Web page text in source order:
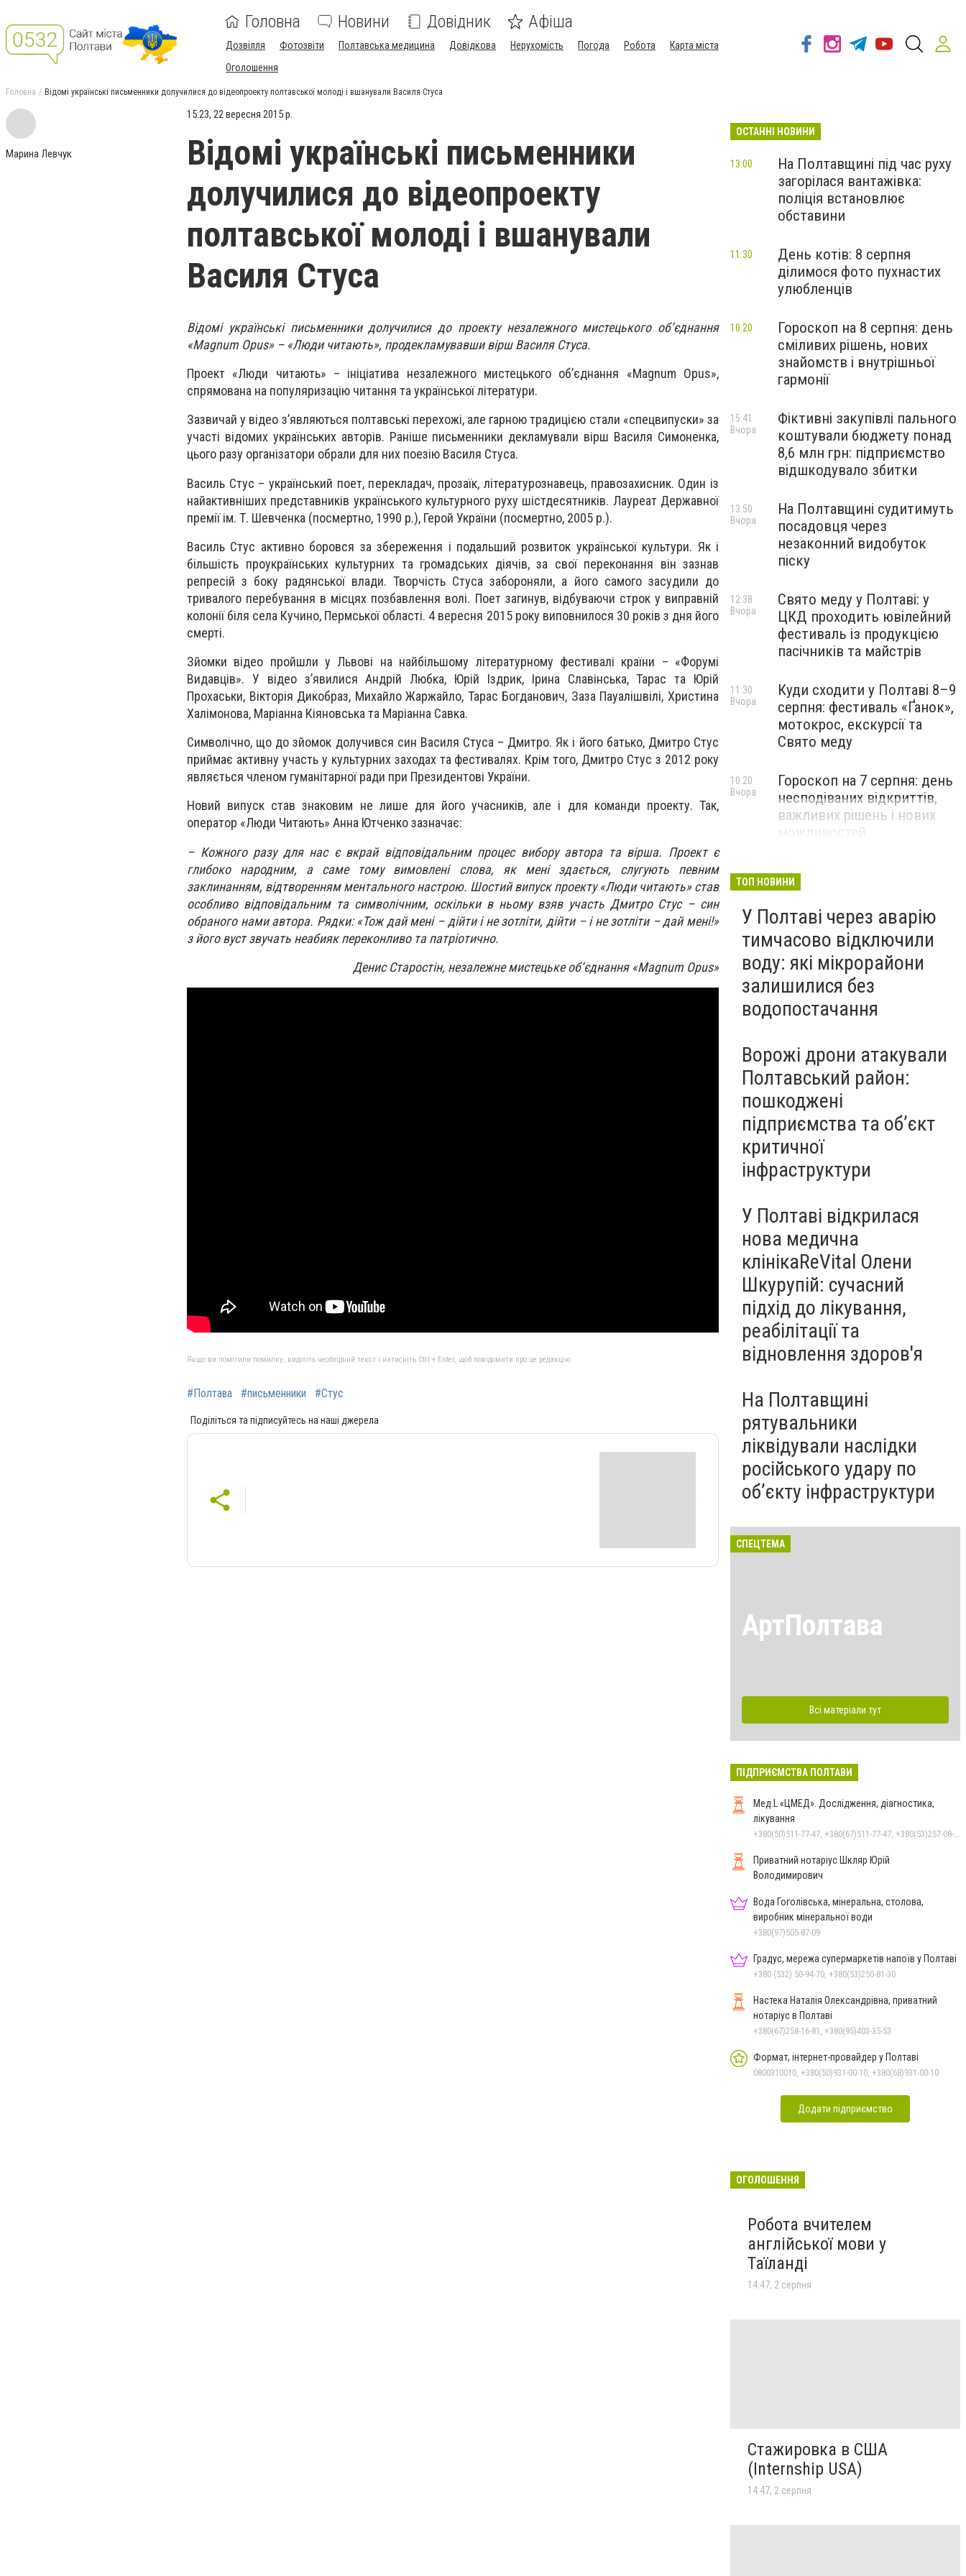
Головна Новини Довідник Афіша
Дозвілля Фотозвіти Полтавська медицина Довідкова Нерухомість Погода Робота
Карта міста
Оголошення
Головна Відомі українські письменники долучилися до відеопроекту полтавської молоді і вшанували Василя Стуса
Марина Левчук
15:23, 22 вересня 2015 р.
Відомі українські письменники
долучилися до відеопроекту
полтавської молоді і вшанували
Василя Стуса
Відомі українські письменники долучилися до проекту незалежного мистецького об’єднання
«Magnum Opus» – «Люди читають», продекламувавши вірш Василя Стуса.
Проект «Люди читають» – ініціатива незалежного мистецького об’єднання «Magnum Opus»,
спрямована на популяризацію читання та української літератури.
Зазвичай у відео з’являються полтавські перехожі, але гарною традицією стали «спецвипуски» за
участі відомих українських авторів. Раніше письменники декламували вірш Василя Симоненка,
цього разу організатори обрали для них поезію Василя Стуса.
Василь Стус – український поет, перекладач, прозаїк, літературознавець, правозахисник. Один із
найактивніших представників українського культурного руху шістдесятників. Лауреат Державної
премії ім. Т. Шевченка (посмертно, 1990 р.), Герой України (посмертно, 2005 р.).
Василь Стус активно боровся за збереження і подальший розвиток української культури. Як і
більшість проукраїнських культурних та громадських діячів, за свої переконання він зазнав
репресій з боку радянської влади. Творчість Стуса забороняли, а його самого засудили до
тривалого перебування в місцях позбавлення волі. Поет загинув, відбуваючи строк у виправній
колонії біля села Кучино, Пермської області. 4 вересня 2015 року виповнилося 30 років з дня його
смерті.
Зйомки відео пройшли у Львові на найбільшому літературному фестивалі країни – «Форумі
Видавців». У відео з’явилися Андрій Любка, Юрій Іздрик, Ірина Славінська, Тарас та Юрій
Прохаськи, Вікторія Дикобраз, Михайло Жаржайло, Тарас Богданович, Заза Пауалішвілі, Христина
Халімонова, Маріанна Кіяновська та Маріанна Савка.
Символічно, що до зйомок долучився син Василя Стуса – Дмитро. Як і його батько, Дмитро Стус
приймає активну участь у культурних заходах та фестивалях. Крім того, Дмитро Стус з 2012 року
являється членом гуманітарної ради при Президентові України.
Новий випуск став знаковим не лише для його учасників, але і для команди проекту. Так,
оператор «Люди Читають» Анна Ютченко зазначає:
–​ Кожного разу для нас є вкрай відповідальним процес вибору автора та вірша. Проект є
глибоко народним, а саме тому вимовлені слова, як мені здається, слугують певним
заклинанням, відтворенням ментального настрою. Шостий випуск проекту «Люди читають» став
особливо відповідальним та символічним, оскільки в ньому взяв участь Дмитро Стус – син
обраного нами автора. Рядки: «Тож дай мені – дійти і не зотліти, дійти – і не зотліти – дай мені!»
з його вуст звучать неабияк переконливо та патріотично.
Денис Старостін, незалежне мистецьке об’єднання «Magnum Opus»
Якщо ви помітили помилку, виділіть необхідний текст і натисніть Ctrl + Enter, щоб повідомити про це редакцію
#Полтава #письменники #Стус
Поділіться та підписуйтесь на наші джерела
ОСТАННІ НОВИНИ
На Полтавщині під час руху
загорілася вантажівка:
поліція встановлює
обставини
13:00
День котів: 8 серпня
ділимося фото пухнастих
улюбленців
11:30
Гороскоп на 8 серпня: день
сміливих рішень, нових
знайомств і внутрішньої
гармонії
10:20
Фіктивні закупівлі пального
коштували бюджету понад
8,6 млн грн: підприємство
відшкодувало збитки
15:41
Вчора
На Полтавщині судитимуть
посадовця через
незаконний видобуток
піску
13:50
Вчора
Свято меду у Полтаві: у
ЦКД проходить ювілейний
фестиваль із продукцією
пасічників та майстрів
12:38
Вчора
Куди сходити у Полтаві 8–9
серпня: фестиваль «Ґанок»,
мотокрос, екскурсії та
Свято меду
11:30
Вчора
Гороскоп на 7 серпня: день
несподіваних відкриттів,
важливих рішень і нових
можливостей
10:20
Вчора
ТОП НОВИНИ
У Полтаві через аварію
тимчасово відключили
воду: які мікрорайони
залишилися без
водопостачання
Ворожі дрони атакували
Полтавський район:
пошкоджені
підприємства та об’єкт
критичної
інфраструктури
У Полтаві відкрилася
нова медична
клінікаReVital Олени
Шкурупій: сучасний
підхід до лікування,
реабілітації та
відновлення здоров'я
На Полтавщині
рятувальники
ліквідували наслідки
російського удару по
об’єкту інфраструктури
СПЕЦТЕМА
АртПолтава
Всі матеріали тут
ПІДПРИЄМСТВА ПОЛТАВИ
Мед.L «ЦМЕД». Дослідження, діагностика,
лікування
Приватний нотаріус Шкляр Юрій
Володимирович
Вода Гоголівська, мінеральна, столова,
виробник мінеральної води
+380(97)505-87-09
Градус, мережа супермаркетів напоїв у Полтаві
+380 (532) 50-94-70, +380(53)250-81-30
Настека Наталія Олександрівна, приватний
нотаріус в Полтаві
+380(67)258-16-81, +380(95)403-35-53
Формат, інтернет-провайдер у Полтаві
0800310010, +380(50)931-00-10, +380(68)931-00-10
Додати підприємство
ОГОЛОШЕННЯ
Робота вчителем
англійської мови у
Таїланді
14:47, 2 серпня
Стажировка в США
(Internship USA)
14:47, 2 серпня